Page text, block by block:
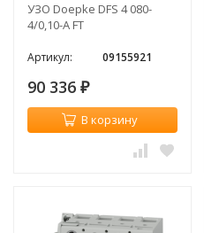
УЗО Doepke DFS 4 080-
4/0,10-A FT
Артикул: 09155921
90 336 ₽
В корзину